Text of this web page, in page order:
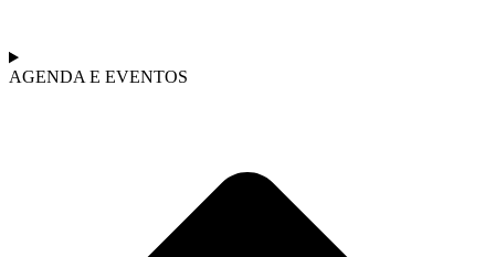
AGENDA E EVENTOS